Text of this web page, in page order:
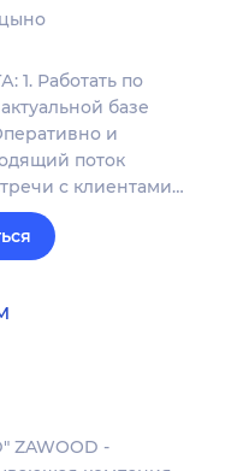
Работать по
базе
и
поток
с клиентами…
ZAWOOD -